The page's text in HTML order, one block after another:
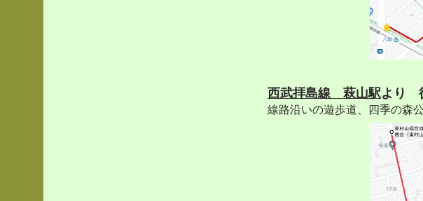
西武拝島線 萩山駅より
線路沿いの遊歩道、四季の森